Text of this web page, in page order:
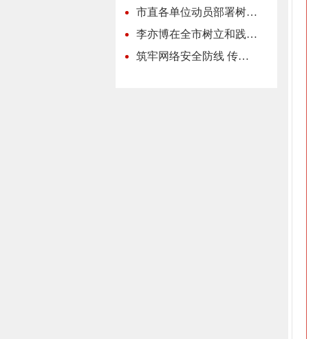
市直各单位动员部署树…
李亦博在全市树立和践…
筑牢网络安全防线 传…